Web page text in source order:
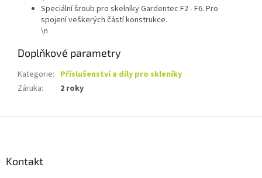
Speciální šroub pro skelníky Gardentec F2 - F6. Pro
spojení veškerých částí konstrukce.
\n
Doplňkové parametry
Kategorie: Příslušenství a díly pro skleníky
Záruka: 2 roky
Kontakt